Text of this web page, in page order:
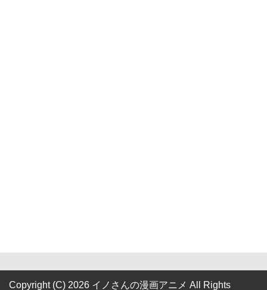
Copyright (C) 2026 イノさんの漫画アニメ All Rights